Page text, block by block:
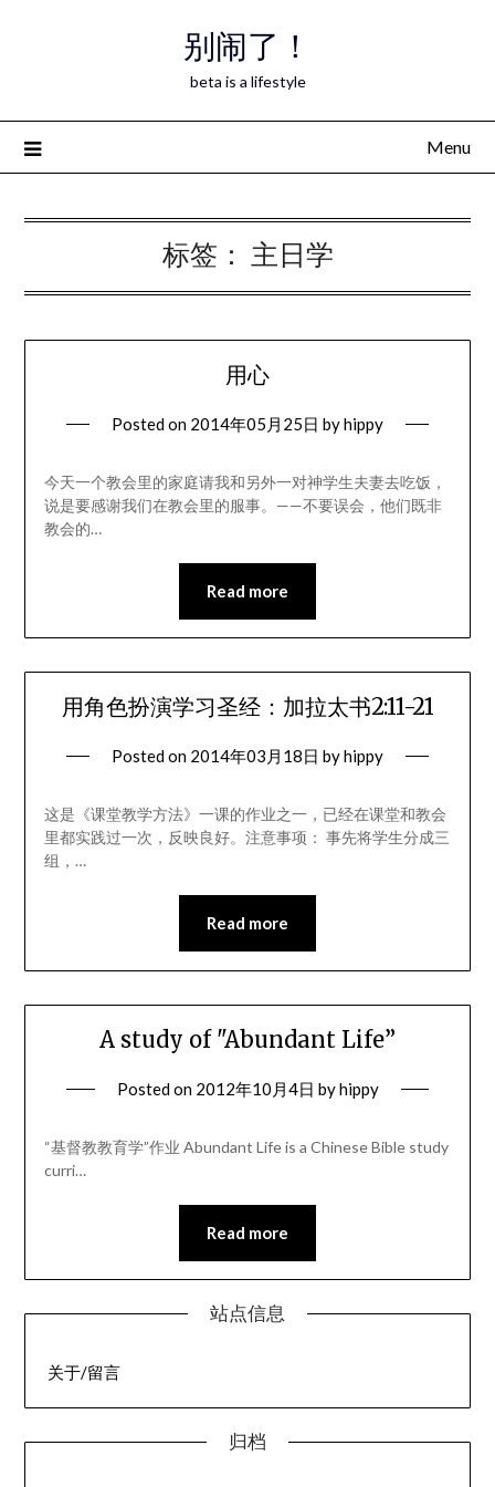
别闹了！
beta is a lifestyle
Menu
标签： 主日学
用心
Posted on 2014年05月25日 byhippy
今天一个教会里的家庭请我和另外一对神学生夫妻去吃饭，
说是要感谢我们在教会里的服事。——不要误会，他们既非
教会的…
Read more
用角色扮演学习圣经：加拉太书2:11-21
Posted on 2014年03月18日 byhippy
这是《课堂教学方法》一课的作业之一，已经在课堂和教会
里都实践过一次，反映良好。注意事项： 事先将学生分成三
组，…
Read more
A study of "Abundant Life”
Posted on 2012年10月4日 byhippy
“基督教教育学”作业 Abundant Life is a Chinese Bible study
curri…
Read more
站点信息
关于/留言
归档